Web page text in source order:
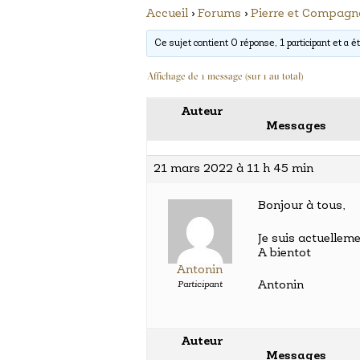
Accueil › Forums › Pierre et
Ce sujet contient 0 réponse, 1 participant et a
Affichage de 1 message (sur 1 au total)
Auteur
Messages
21 mars 2022 à 11 h 45 min
Antonin
Participant
Bonjour à tous,
Je suis
A bientot
Antonin
Auteur
Messages